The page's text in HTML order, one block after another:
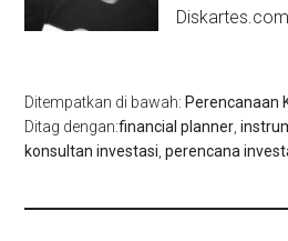
Ditempatkan di bawah: Perencanaan
Ditag dengan:financial planner ,
konsultan investasi ,perencana